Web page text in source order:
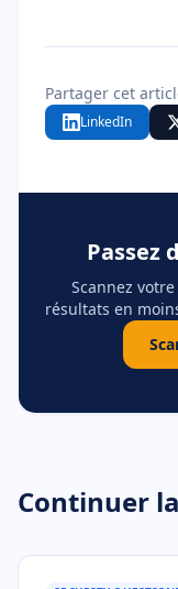
Partager cet
LinkedIn
Passez
Scannez
résultats en
Continuer